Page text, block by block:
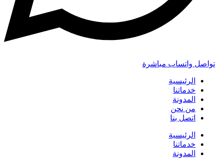
تواصل واتساب مباشرة
الرئيسية
خدماتنا
المدونة
من نحن
اتصل بنا
الرئيسية
خدماتنا
المدونة